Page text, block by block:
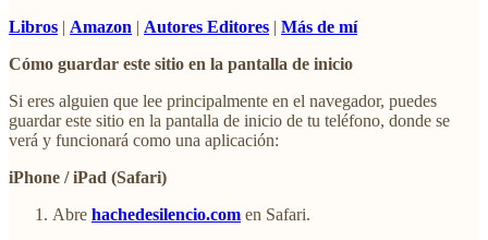
Libros | Amazon | Autores Editores | Más de mí
Cómo guardar este sitio en la pantalla de inicio
Si eres alguien que lee principalmente en el navegador, puedes
guardar este sitio en la pantalla de inicio de tu teléfono, donde se
verá y funcionará como una aplicación:
iPhone / iPad (Safari)
Abre hachedesilencio.com en Safari.